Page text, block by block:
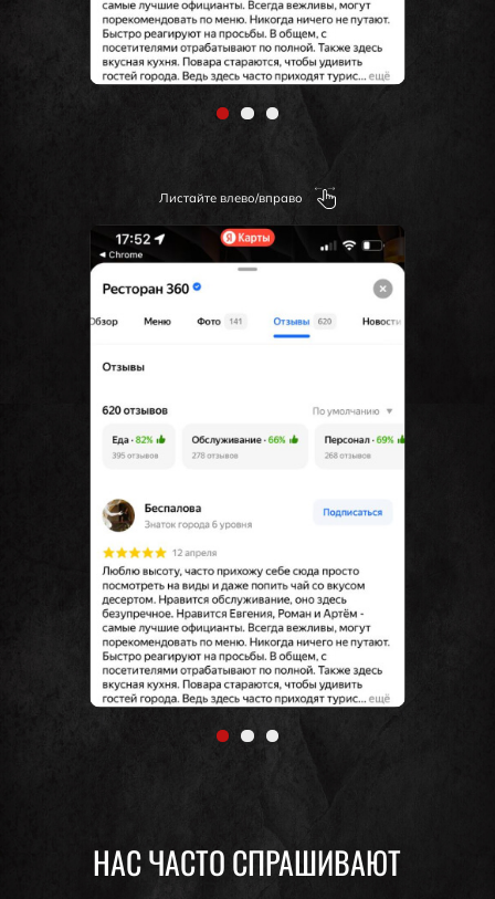
Листайте влево/вправо
НАС ЧАСТО СПРАШИВАЮТ